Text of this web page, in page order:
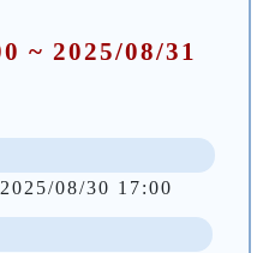
~ 2025/08/31
08/30 17:00